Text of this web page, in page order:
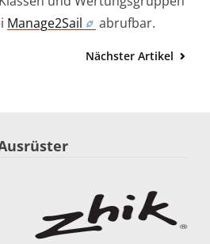
Manage2Sail abrufbar.
Nächster Artikel